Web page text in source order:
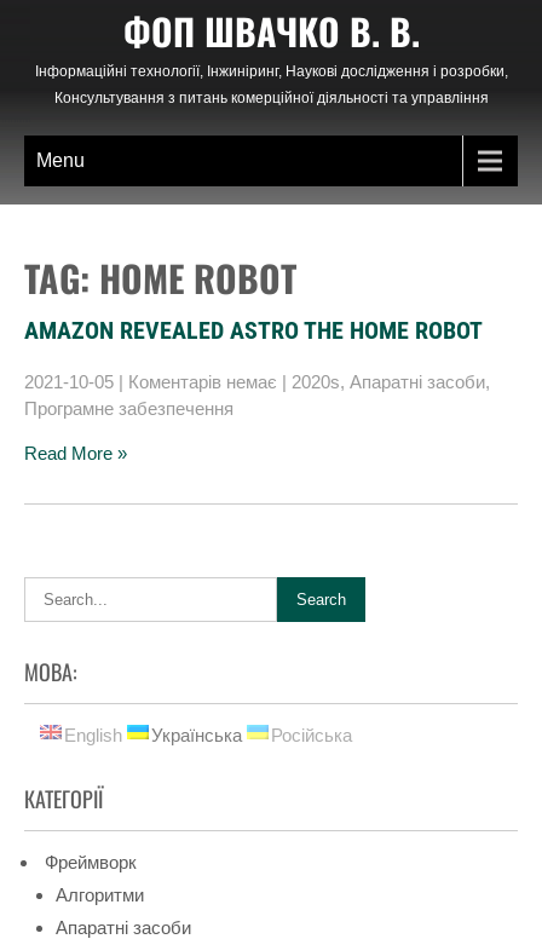
content
ФОП ШВАЧКО В. В.
Інформаційні технології, Інжиніринг, Наукові дослідження і розробки,
Консультування з питань комерційної діяльності та управління
Menu
TAG: HOME ROBOT
AMAZON REVEALED ASTRO THE HOME ROBOT
2021-10-05 | Коментарів немає | 2020s, Апаратні засоби,
Програмне забезпечення
Read More »
МОВА:
English Українська Російська
КАТЕГОРІЇ
Фреймворк
Алгоритми
Апаратні засоби